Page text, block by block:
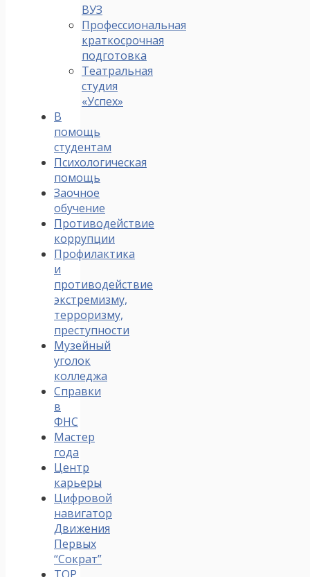
ВУЗ
Профессиональная
краткосрочная
подготовка
Театральная
студия
«Успех»
В
помощь
студентам
Психологическая
помощь
Заочное
обучение
Противодействие
коррупции
Профилактика
и
противодействие
экстремизму,
терроризму,
преступности
Музейный
уголок
колледжа
Справки
в
ФНС
Мастер
года
Центр
карьеры
Цифровой
навигатор
Движения
Первых
“Сократ”